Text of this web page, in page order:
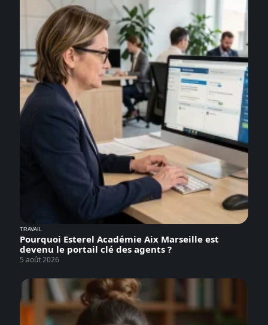
TRAVAIL
Pourquoi Esterel Académie Aix Marseille est
devenu le portail clé des agents ?
5 août 2026